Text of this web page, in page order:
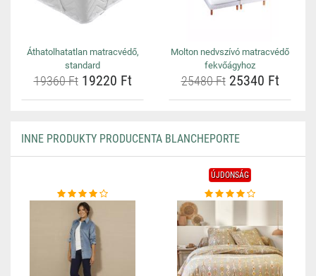
Áthatolhatatlan matracvédő,
standard
19360 Ft19220 Ft
Molton nedvszívó matracvédő
fekvőágyhoz
25480 Ft25340 Ft
INNE PRODUKTY PRODUCENTA BLANCHEPORTE
ÚJDONSÁG